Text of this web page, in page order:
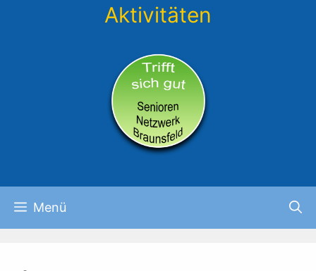
Aktivitäten
Menü